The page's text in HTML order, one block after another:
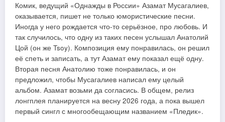
Комик, ведущий «Однажды в России» Азамат Мусагалиев,
оказывается, пишет не только юмористические песни.
Иногда у него рождается что-то серьёзное, про любовь. И
так случилось, что одну из таких песен услышал Анатолий
Цой (он же Tsoy). Композиция ему понравилась, он решил
её спеть и записать, а тут Азамат ему показал ещё одну.
Вторая песня Анатолию тоже понравилась, и он
предложил, чтобы Мусагалиев написал ему целый
альбом. Азамат возьми да согласись. В общем, релиз
лонгплея планируется на весну 2026 года, а пока вышел
первый сингл с многообещающим названием «Пледик».